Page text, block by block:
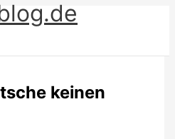
keinen